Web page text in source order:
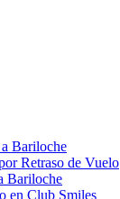
a Bariloche
Retraso de Vuelo
Bariloche
en Club Smiles